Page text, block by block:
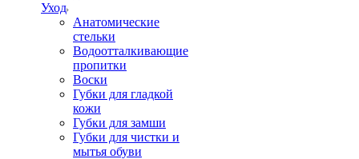
Уход
Анатомические
стельки
Водоотталкивающие
пропитки
Воски
Губки для гладкой
кожи
Губки для замши
Губки для чистки и
мытья обуви